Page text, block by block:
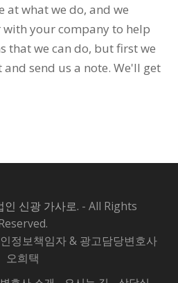
at what we do, and we
your company to help
that we can do, but first we
send us a note. We'll get
인 신광 가사로. - All Rights
정보책임자 & 광고담당변호사
오희택